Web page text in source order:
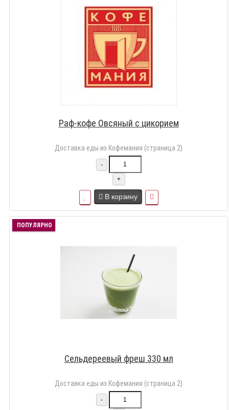
Раф-кофе Овсяный с цикорием
Доставка еды из Кофемания (страница 2)
-
+
В корзину
ПОПУЛЯРНО
Сельдереевый фреш 330 мл
Доставка еды из Кофемания (страница 2)
-